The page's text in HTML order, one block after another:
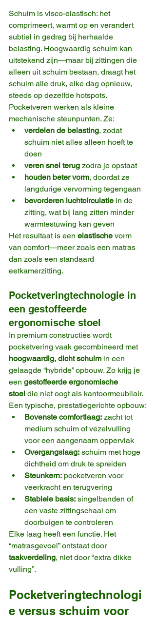
Schuim is visco-elastisch: het
comprimeert, warmt op en verandert
subtiel in gedrag bij herhaalde
belasting. Hoogwaardig schuim kan
uitstekend zijn—maar bij zittingen die
alleen uit schuim bestaan, draagt het
schuim alle druk, elke dag opnieuw,
steeds op dezelfde hotspots.
Pocketveren werken als kleine
mechanische steunpunten. Ze:
verdelen de belasting, zodat
schuim niet alles alleen hoeft te
doen
veren snel terug zodra je opstaat
houden beter vorm, doordat ze
langdurige vervorming tegengaan
bevorderen luchtcirculatie in de
zitting, wat bij lang zitten minder
warmtestuwing kan geven
Het resultaat is een elastische vorm
van comfort—meer zoals een matras
dan zoals een standaard
eetkamerzitting.
Pocketveringtechnologie in
een gestoffeerde
ergonomische stoel
In premium constructies wordt
pocketvering vaak gecombineerd met
hoogwaardig, dicht schuim in een
gelaagde “hybride” opbouw. Zo krijg je
een gestoffeerde ergonomische
stoel die niet oogt als kantoormeubilair.
Een typische, prestatiegerichte opbouw:
Bovenste comfortlaag: zacht tot
medium schuim of vezelvulling
voor een aangenaam oppervlak
Overgangslaag: schuim met hoge
dichtheid om druk te spreiden
Steunkern: pocketveren voor
veerkracht en terugvering
Stabiele basis: singelbanden of
een vaste zittingschaal om
doorbuigen te controleren
Elke laag heeft een functie. Het
“matrasgevoel” ontstaat door
taakverdeling, niet door “extra dikke
vulling”.
Pocketveringtechnologi
e versus schuim voor